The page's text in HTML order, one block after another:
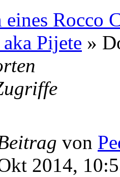
eines Rocco
Pijete »
von
2014,